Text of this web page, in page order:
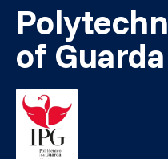
of Guarda